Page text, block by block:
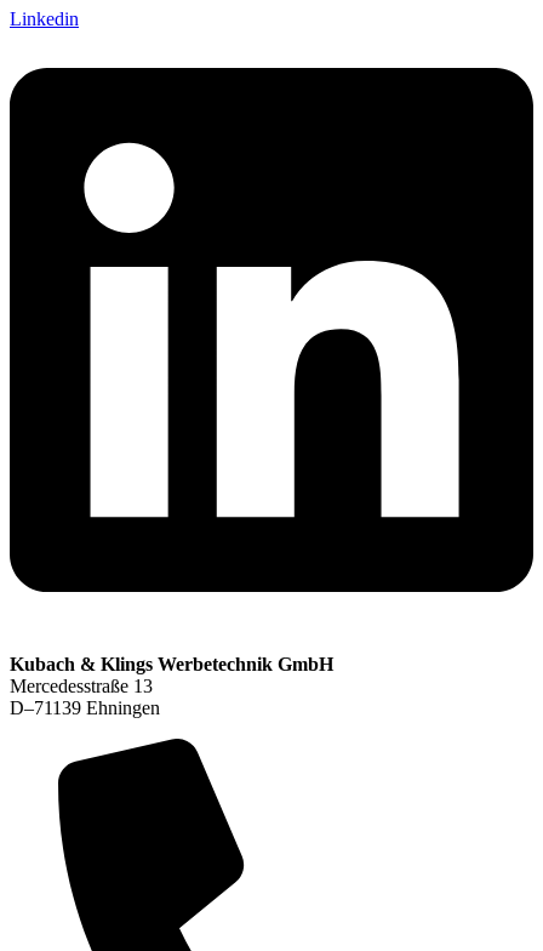
Linkedin
Kubach & Klings Werbetechnik GmbH
Mercedesstraße 13
D–71139 Ehningen